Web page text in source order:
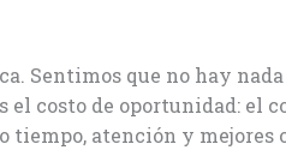
Sentimos que no hay
el costo de oportunidad: el
tiempo, atención y mejores